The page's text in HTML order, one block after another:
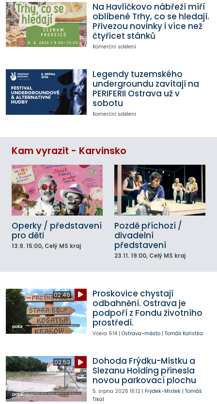
Na Havlíčkovo nábřeží míří
oblíbené Trhy, co se hledají.
Přivezou novinky i více než
čtyřicet stánků
Komerční sdělení
Legendy tuzemského
undergroundu zavítají na
PERIFERII Ostrava už v
sobotu
Komerční sdělení
Kam vyrazit - Karvinsko
Operky / představení
pro děti
13.9. 15:00, Celý MS kraj
Pozdě příchozí /
divadelní
představení
23.11. 19:00, Celý MS kraj
02:46
Proskovice chystají
odbahnění. Ostrava je
podpoří z Fondu životního
prostředí.
Včera 9:14| Ostrava-město| Tomáš Kořistka
02:53
Dohoda Frýdku-Místku a
Slezanu Holding přinesla
novou parkovací plochu
5. srpna 2026 16:12| Frýdek-Místek| Tomáš
Tikal